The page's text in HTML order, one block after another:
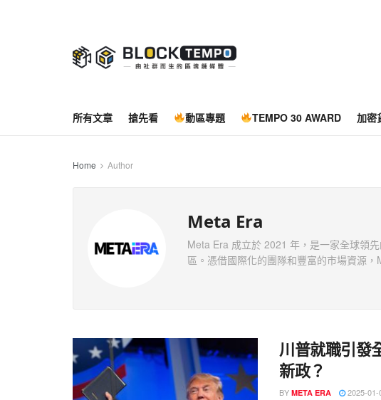
所有文章 搶先看 動區專題 TEMPO 30 AWARD 加密
Home Author
Meta Era
Meta Era 成立於 2021 年，是一家全球領
區。憑借國際化的團隊和豐富的市場資源
川普就職引發
新政？
BY META ERA 2025-01-